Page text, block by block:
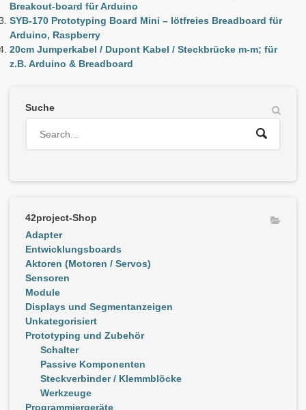
Breakout-board für Arduino
SYB-170 Prototyping Board Mini – lötfreies Breadboard für
Arduino, Raspberry
20cm Jumperkabel / Dupont Kabel / Steckbrücke m-m; für
z.B. Arduino & Breadboard
Suche
42project-Shop
Adapter
Entwicklungsboards
Aktoren (Motoren / Servos)
Sensoren
Module
Displays und Segmentanzeigen
Unkategorisiert
Prototyping und Zubehör
Schalter
Passive Komponenten
Steckverbinder / Klemmblöcke
Werkzeuge
Programmiergeräte